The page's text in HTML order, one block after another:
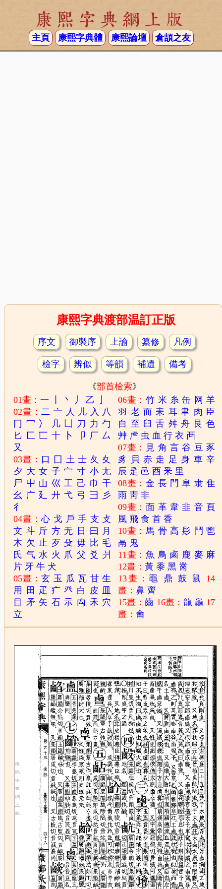
康熙字典網上版
主頁 康熙字典體 康熙論壇 倉頡之友
康熙字典渡部温訂正版
序文 御製序 上諭 纂修 凡例
檢字 辨似 等韻 補遺 備考
《部首檢索》
01畫：一 丶 丿 乙
02畫：二 亠 人 儿 入 八
冂 冖 冫 几 凵 刀 力 勹
匕 匚 匸 十 卜 卩 厂 厶
又
03畫： 口 囗 土 士 夂 夊
夕 大 女 子 宀 寸 小 尢
尸 屮 山 巛 工 己 巾 干
幺 广 廴 廾 弋 弓 彐
彡
彳
04畫：心 戈 戶 手 支 攴
文 斗 斤 方 无 日 曰 月
木 欠 止 歹 殳 毋 比 毛
氏 气 水 火 爪 父 爻 爿
片 牙 牛 犬
05畫：玄 玉 瓜 瓦 甘 生
用
田 疋 疒 癶 白 皮
目
矛 矢 石 示 禸 禾 穴
立
06畫：竹 米 糸 缶 网 羊
羽 老 而 耒 耳 聿 肉 臣
自 至 臼 舌 舛 舟 艮 色
艸 虍 虫 血 行 衣 襾
07畫： 見 角 言 谷 豆 豕
豸
貝 赤 走 足 身 車 辛
辰 辵 邑 酉 釆 里
08畫：金 長 門 阜 隶 隹
雨 靑 非
09畫： 面 革 韋 韭 音 頁
風 飛 食 首 香
10畫：馬 骨 高 髟 鬥 鬯
鬲 鬼
11畫：魚 鳥 鹵 鹿 麥 麻
12畫：黃 黍 黑 黹
13畫： 黽 鼎 鼓 鼠
14
畫：鼻 齊
15畫：齒 16畫： 龍 龜 17
畫：龠